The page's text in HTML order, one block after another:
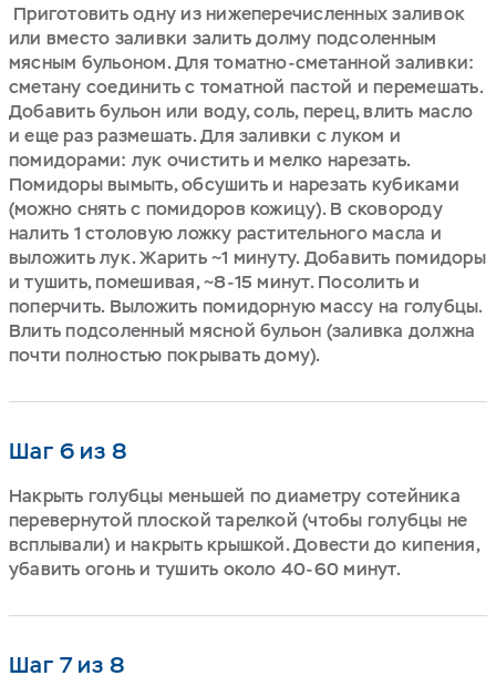
Приготовить одну из нижеперечисленных заливок
или вместо заливки залить долму подсоленным
мясным бульоном. Для томатно-сметанной заливки:
сметану соединить с томатной пастой и перемешать.
Добавить бульон или воду, соль, перец, влить масло
и еще раз размешать. Для заливки с луком и
помидорами: лук очистить и мелко нарезать.
Помидоры вымыть, обсушить и нарезать кубиками
(можно снять с помидоров кожицу). В сковороду
налить 1 столовую ложку растительного масла и
выложить лук. Жарить ~1 минуту. Добавить помидоры
и тушить, помешивая, ~8-15 минут. Посолить и
поперчить. Выложить помидорную массу на голубцы.
Влить подсоленный мясной бульон (заливка должна
почти полностью покрывать дому).
Шаг 6 из 8
Накрыть голубцы меньшей по диаметру сотейника
перевернутой плоской тарелкой (чтобы голубцы не
всплывали) и накрыть крышкой. Довести до кипения,
убавить огонь и тушить около 40-60 минут.
Шаг 7 из 8